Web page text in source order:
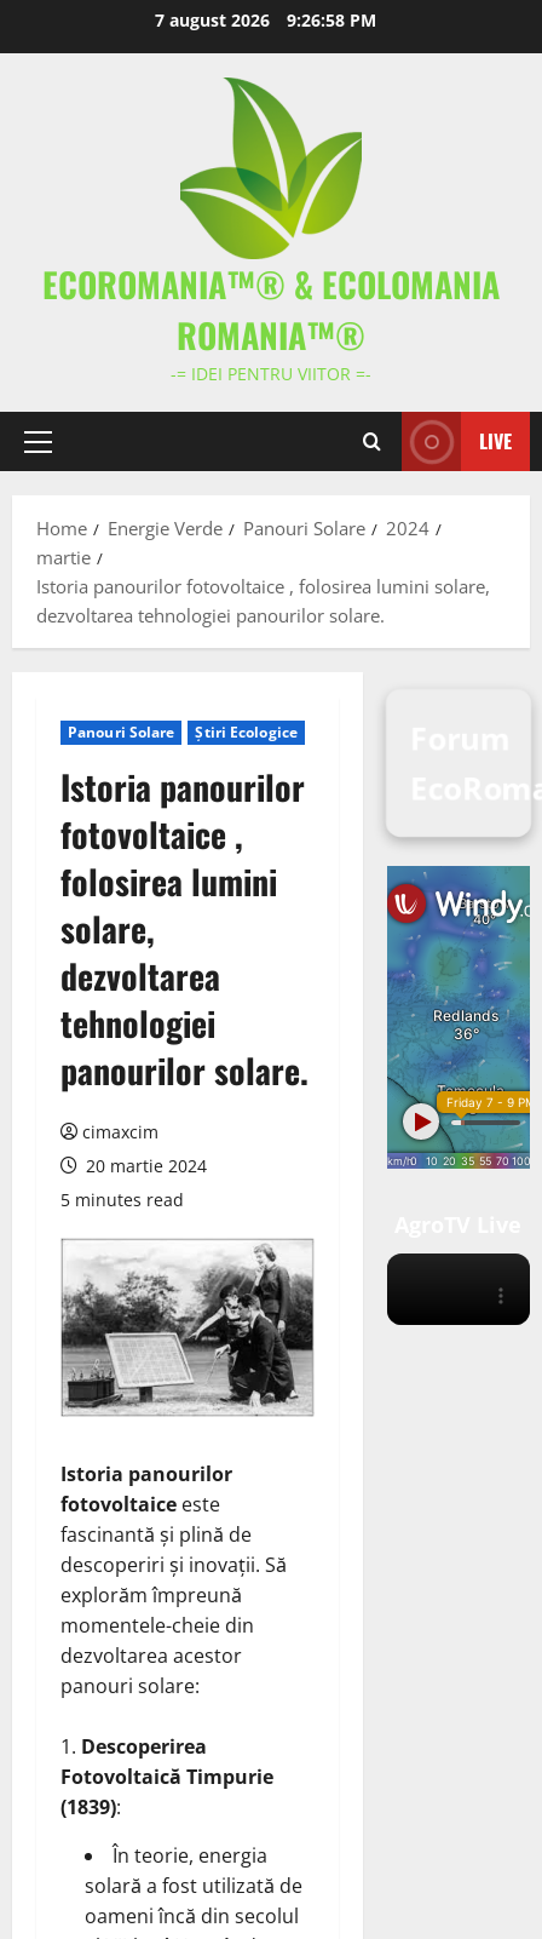
7 august 2026 9:26:59 PM
ECOROMANIA™® & ECOLOMANIA
ROMANIA™®
-= IDEI PENTRU VIITOR =-
Primary
LIVE
Home Energie Verde Panouri Solare
2024
martie
Istoria panourilor fotovoltaice , folosirea lumini solare,
dezvoltarea tehnologiei panourilor solare.
Panouri Solare Știri Ecologice
Istoria panourilor
fotovoltaice ,
folosirea lumini
solare,
dezvoltarea
tehnologiei
panourilor solare.
cimaxcim
20 martie 2024
5 minutes read
Istoria panourilor
fotovoltaice este
fascinantă și plină de
descoperiri și inovații. Să
explorăm împreună
momentele-cheie din
dezvoltarea acestor
panouri solare:
Descoperirea
Fotovoltaică Timpurie
(1839):
În teorie, energia
solară a fost utilizată de
oameni încă din secolul